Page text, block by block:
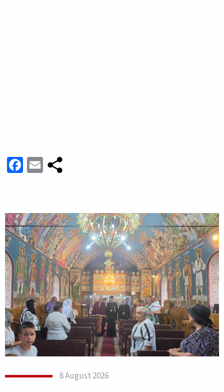
Facebook
Email
8 August 2026